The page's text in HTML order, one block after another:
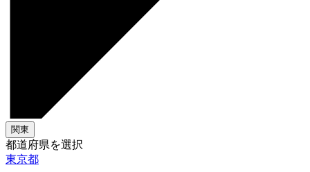
関東
都道府県を選択
東京都